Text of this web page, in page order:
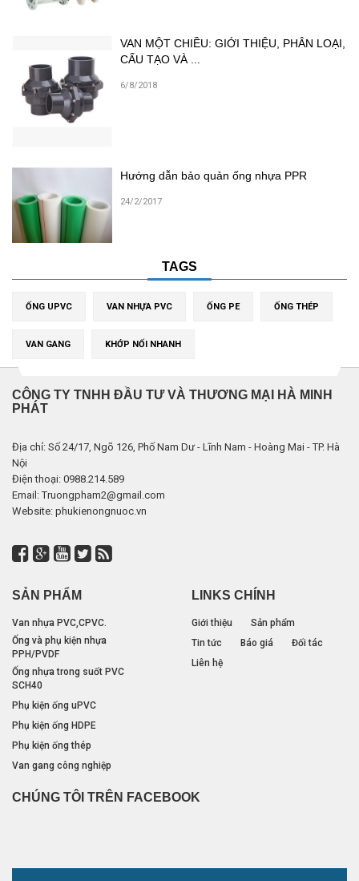
VAN MỘT CHIỀU: GIỚI THIỆU, PHÂN LOẠI,
CẤU TẠO VÀ ...
6/8/2018
Hướng dẫn bảo quản ống nhựa PPR
24/2/2017
TAGS
ỐNG UPVC VAN NHỰA PVC ỐNG PE ỐNG THÉP
VAN GANG KHỚP NỐI NHANH
CÔNG TY TNHH ĐẦU TƯ VÀ THƯƠNG MẠI HÀ MINH
PHÁT
Địa chỉ: Số 24/17, Ngõ 126, Phố Nam Dư - Lĩnh Nam - Hoàng Mai - TP. Hà
Nội
Điện thoại: 0988.214.589
Email: Truongpham2@gmail.com
Website: phukienongnuoc.vn
SẢN PHẨM
Van nhựa PVC,CPVC.
Ống và phụ kiện nhựa
PPH/PVDF
Ống nhựa trong suốt PVC
SCH40
Phụ kiện ống uPVC
Phụ kiện ống HDPE
Phụ kiện ống thép
Van gang công nghiệp
LINKS CHÍNH
Giới thiệu
Sản phẩm
Tin tức
Báo giá
Đối tác
Liên hệ
CHÚNG TÔI TRÊN FACEBOOK